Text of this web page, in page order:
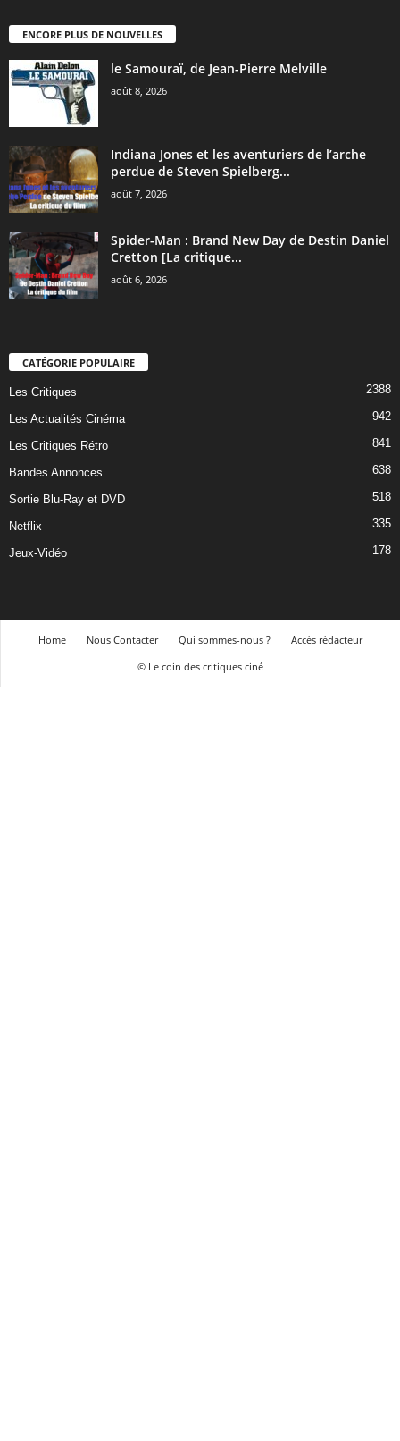
ENCORE PLUS DE NOUVELLES
le Samouraï, de Jean-Pierre Melville
août 8, 2026
Indiana Jones et les aventuriers de l’arche
perdue de Steven Spielberg...
août 7, 2026
Spider-Man : Brand New Day de Destin Daniel
Cretton [La critique...
août 6, 2026
CATÉGORIE POPULAIRE
Les Critiques 2388
Les Actualités Cinéma 942
Les Critiques Rétro 841
Bandes Annonces 638
Sortie Blu-Ray et DVD 518
Netflix 335
Jeux-Vidéo 178
Home Nous Contacter Qui sommes-nous ?
Accès rédacteur
© Le coin des critiques ciné